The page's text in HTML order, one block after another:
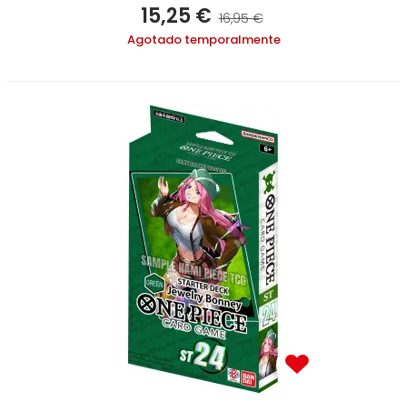
15,25 € 16,95 €
Agotado temporalmente